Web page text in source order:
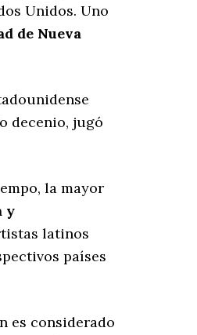
Unidos. Uno
de Nueva
decenio, jugó
la mayor
y
latinos
países
es considerado